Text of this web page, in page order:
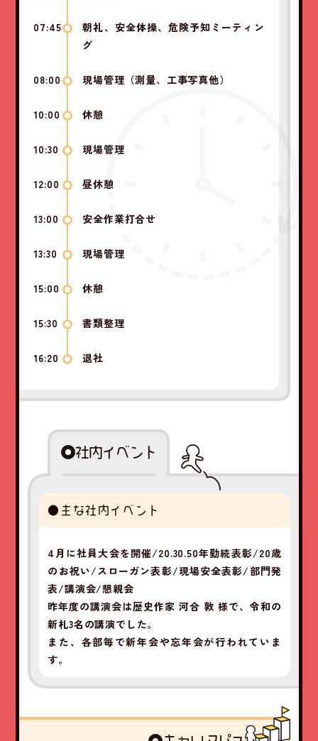
07:45
朝礼、安全体操、危険予知ミーティン
グ
08:00 現場管理（測量、工事写真他）
10:00 休憩
10:30 現場管理
12:00 昼休憩
13:00 安全作業打合せ
13:30 現場管理
15:00 休憩
15:30 書類整理
16:20 退社
社内イベント
●主な社内イベント
4月に社員大会を開催/20.30.50年勤続表彰/20歳
のお祝い/スローガン表彰/現場安全表彰/部門発
表/講演会/懇親会
昨年度の講演会は歴史作家 河合 敦 様で、令和の
新札3名の講演でした。
また、各部毎で新年会や忘年会が行われていま
す。